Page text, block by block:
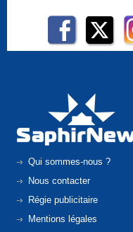
Qui sommes-nous ?
Nous contacter
Régie publicitaire
Mentions légales